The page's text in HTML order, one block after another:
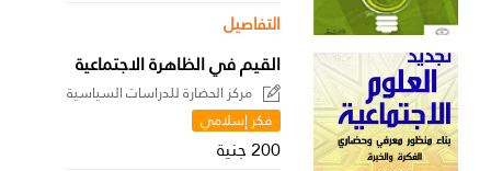
التفاصيل
القيم في الظاهرة الاجتماعية
مركز الحضارة للدراسات السياسية
فكر إسلامي
200 جنية